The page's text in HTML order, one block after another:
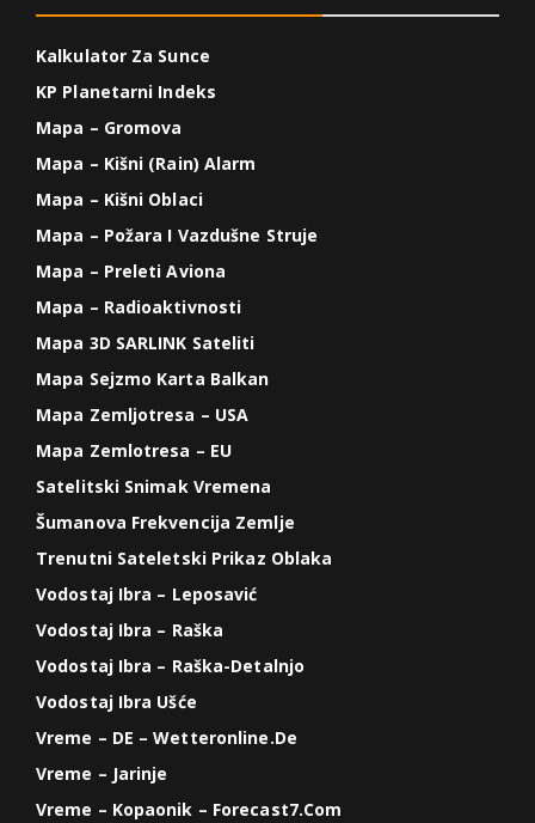
Kalkulator Za Sunce
KP Planetarni Indeks
Mapa – Gromova
Mapa – Kišni (Rain) Alarm
Mapa – Kišni Oblaci
Mapa – Požara I Vazdušne Struje
Mapa – Preleti Aviona
Mapa – Radioaktivnosti
Mapa 3D SARLINK Sateliti
Mapa Sejzmo Karta Balkan
Mapa Zemljotresa – USA
Mapa Zemlotresa – EU
Satelitski Snimak Vremena
Šumanova Frekvencija Zemlje
Trenutni Sateletski Prikaz Oblaka
Vodostaj Ibra – Leposavić
Vodostaj Ibra – Raška
Vodostaj Ibra – Raška-Detalnjo
Vodostaj Ibra Ušće
Vreme – DE – Wetteronline.de
Vreme – Jarinje
Vreme – Kopaonik – Forecast7.com